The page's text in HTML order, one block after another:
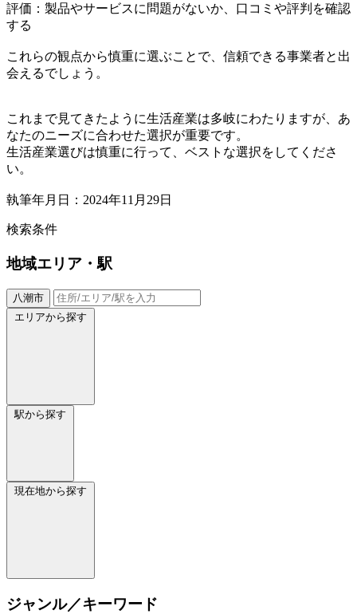
評価：製品やサービスに問題がないか、口コミや評判を確認
する
これらの観点から慎重に選ぶことで、信頼できる事業者と出
会えるでしょう。
これまで見てきたように生活産業は多岐にわたりますが、あ
なたのニーズに合わせた選択が重要です。
生活産業選びは慎重に行って、ベストな選択をしてくださ
い。
執筆年月日：2024年11月29日
検索条件
地域エリア・駅
八潮市
エリアから探す
駅から探す
現在地から探す
ジャンル／キーワード